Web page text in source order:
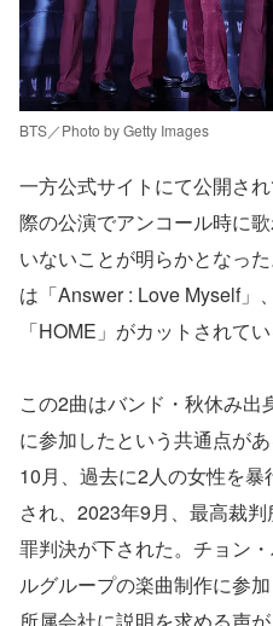
BTS／Photo by Getty Images
一方公式サイトにて公開さ
際の公演でアンコール時に
いないことが明らかとなっ
は「Answer : Love Myself」
「HOME」がカットされてい
この2曲はバンド・秋休み出
に参加したという共通点が
10月、過去に2人の女性を
され、2023年9月、最高裁
罪判決が下された。チョン
ルグループの楽曲制作に参